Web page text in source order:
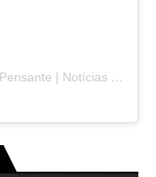
Um post compartilhado por Pirambu Pensante | Notícias & Entretenimento (@pirambupensante)